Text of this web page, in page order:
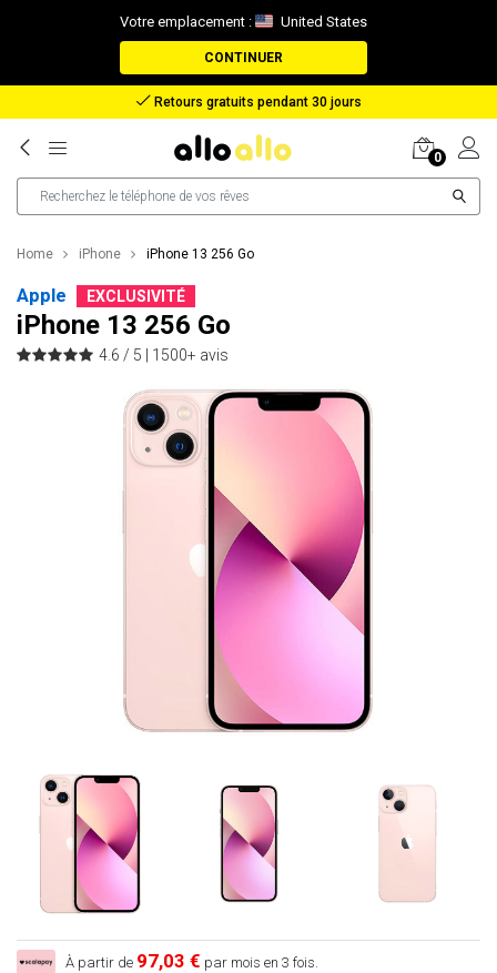
Votre emplacement : United States
CONTINUER
Remboursement en cas de perte de colis
0
Home iPhone iPhone 13 256 Go
Apple EXCLUSIVITÉ
iPhone 13 256 Go
4.6 / 5 | 1500+ avis
À partir de 97,03 € par mois en 3 fois.